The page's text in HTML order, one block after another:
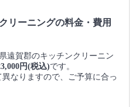
リーニングの料金・費用
遠賀郡のキッチンクリーニン
円(税込)です。
なりますので、ご予算に合っ